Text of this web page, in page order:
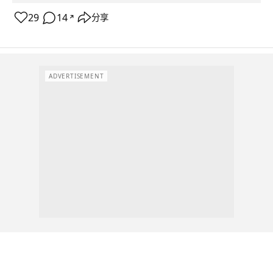
29 14 ↗ 分享
ADVERTISEMENT